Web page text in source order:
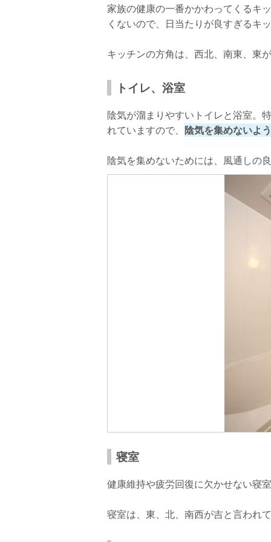
家族の健康の一番かかわってくるキ
くないので、日当たりが良すぎるキ
キッチンの方角は、西北、南東、東
トイレ、浴室
陰気が溜まりやすいトイレと浴室。
れていますので、 陰気を集めないよ
陰気を集めないためには、風通しの
寝室
健康維持や疲労回復に欠かせない寝
寝室は、東、北、南西が吉と言われ